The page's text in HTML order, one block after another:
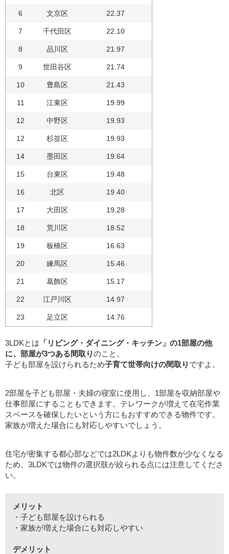
6 文京区 22.37
7 千代田区 22.10
8 品川区 21.97
9 世田谷区 21.74
10 豊島区 21.43
11 江東区 19.99
12 中野区 19.93
12 杉並区 19.93
14 墨田区 19.64
15 台東区 19.48
16 北区 19.40
17 大田区 19.28
18 荒川区 18.52
19 板橋区 16.63
20 練馬区 15.46
21 葛飾区 15.17
22 江戸川区 14.97
23 足立区 14.76
3LDKとは 「リビング・ダイニング・キッチン」の1部屋の他
に、部屋が3つある間取りのこと。
子ども部屋を設けられるため子育て世帯向けの間取り ですよ。
2部屋を子ども部屋・夫婦の寝室に使用し、1部屋を収納部屋や
仕事部屋にすることもできます。テレワークが増えて在宅作業
スペースを確保したいという方にもおすすめできる物件です。
家族が増えた場合にも対応しやすいでしょう。
住宅が密集する都心部などでは2LDKよりも物件数が少なくなる
ため、3LDKでは物件の選択肢が絞られる点には注意してくださ
い。
メリット
・子ども部屋を設けられる
・家族が増えた場合にも対応しやすい
デメリット